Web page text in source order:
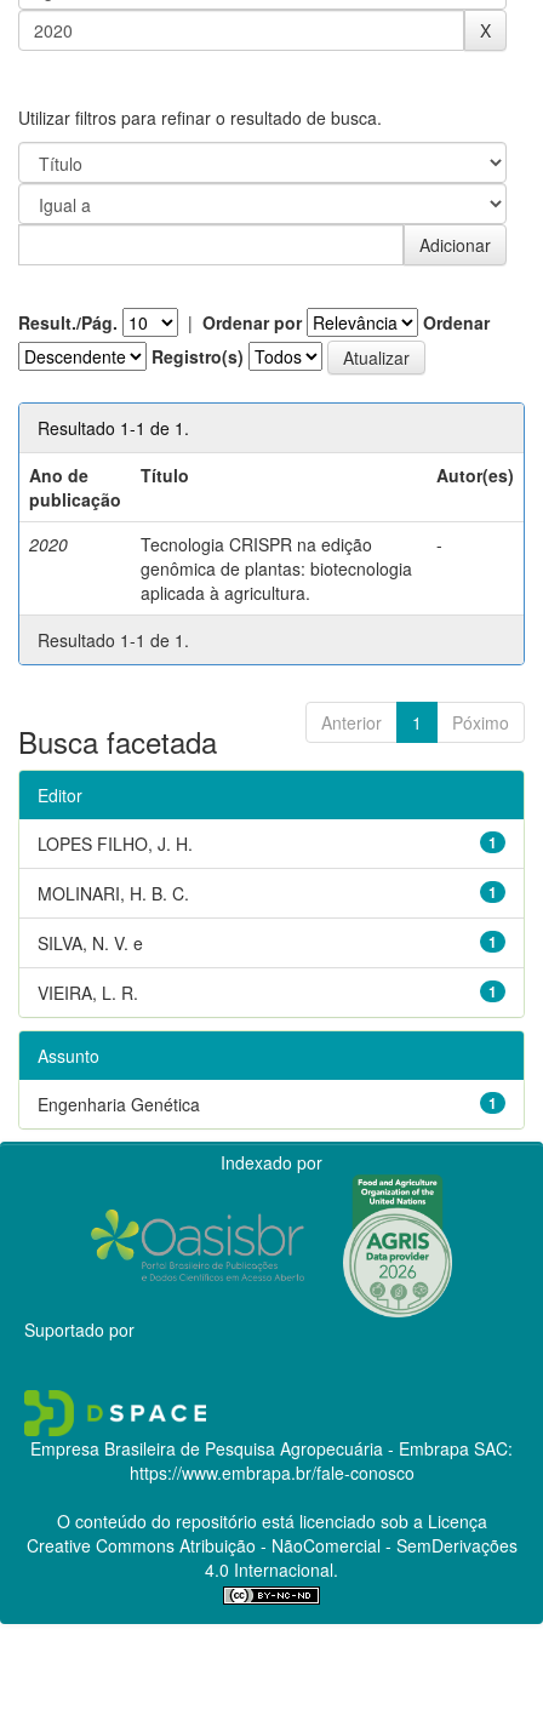
Utilizar filtros para refinar o resultado de busca.
Result./Pág. | Ordenar por
Ordenar
Registro(s)
Resultado 1-1 de 1.
Ano de
publicação
Título Autor(es)
2020
Tecnologia CRISPR na edição
genômica de plantas: biotecnologia
aplicada à agricultura.
-
Resultado 1-1 de 1.
Anterior 1 Póximo
Busca facetada
Editor
1
LOPES FILHO, J. H.
1
MOLINARI, H. B. C.
1
SILVA, N. V. e
1
VIEIRA, L. R.
Assunto
1
Engenharia Genética
Indexado por
Suportado por
Empresa Brasileira de Pesquisa Agropecuária - Embrapa SAC:
https://www.embrapa.br/fale-conosco
O conteúdo do repositório está licenciado sob a Licença
Creative CommonsAtribuição - NãoComercial - SemDerivações
4.0 Internacional.